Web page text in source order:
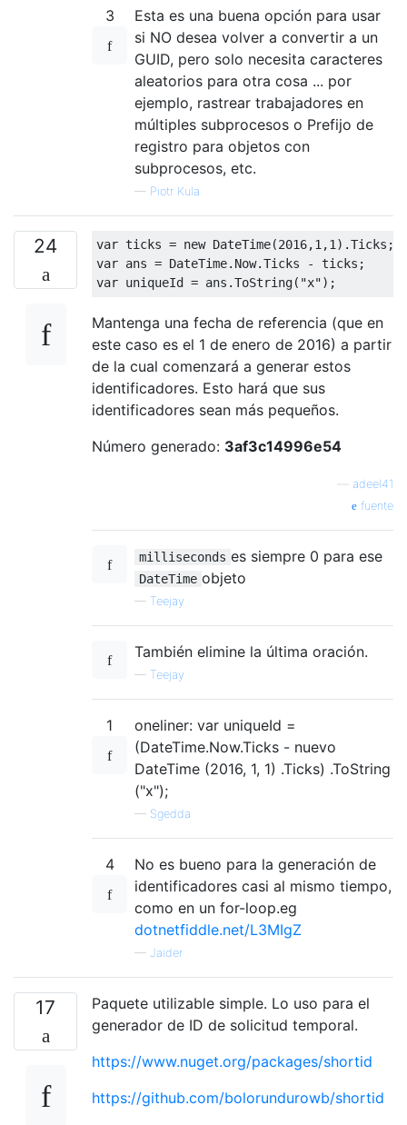
3
Esta es una buena opción para usar
si NO desea volver a convertir a un
GUID, pero solo necesita caracteres
aleatorios para otra cosa ... por
ejemplo, rastrear trabajadores en
múltiples subprocesos o Prefijo de
registro para objetos con
subprocesos, etc.
— Piotr Kula
24 var ticks = new DateTime(2016,1 ,1
var
var uniqueId = ans.ToString( "x"
Mantenga una fecha de referencia (que en
este caso es el 1 de enero de 2016) a partir
de la cual comenzará a generar estos
identificadores. Esto hará que sus
identificadores sean más pequeños.
Número generado: 3af3c14996e54
adeel41
fuente
milliseconds es siempre 0 para ese
DateTime objeto
— Teejay
También elimine la última oración.
— Teejay
1
oneliner: var uniqueId =
(DateTime.Now.Ticks - nuevo
DateTime (2016, 1, 1) .Ticks) .ToString
("x");
— Sgedda
4
No es bueno para la generación de
identificadores casi al mismo tiempo,
como en un for-loop.eg
dotnetfiddle.net/L3MIgZ
— Jaider
17
Paquete utilizable simple. Lo uso para el
generador de ID de solicitud temporal.
https://www.nuget.org/packages/shortid
https://github.com/bolorundurowb/shortid